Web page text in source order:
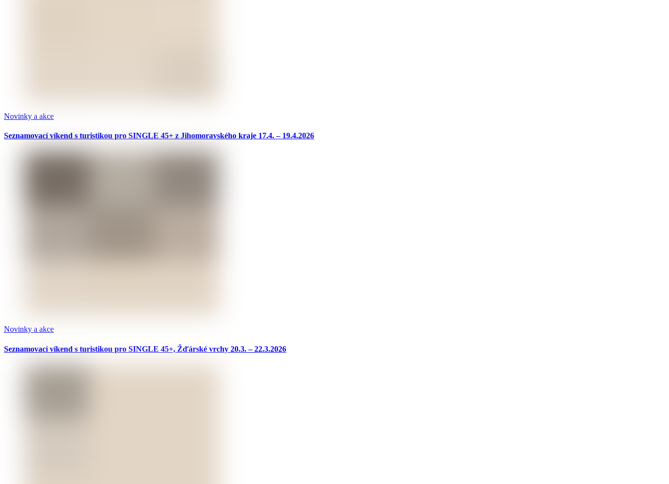
Novinky a akce
Seznamovací víkend s turistikou pro SINGLE 45+ z Jihomoravského kraje 17.4. – 19.4.2026
Novinky a akce
Seznamovací víkend s turistikou pro SINGLE 45+, Žďárské vrchy 20.3. – 22.3.2026